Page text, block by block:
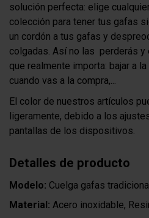
solución perfecta: elige
colección para tener tus gafas
un cordón a tus gafas y
colgadas. Así no las perderás
que realmente importa: bajar a
cuando vas a la compra,...
El color de nuestros artículos
ligeramente, debido a los
pantallas de los dispositivos.
Detalles de producto
Modelo: Cuelga gafas
Material: Acero inoxidable,